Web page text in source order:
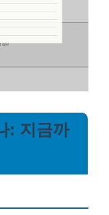
: 지금까